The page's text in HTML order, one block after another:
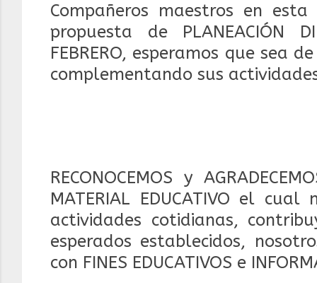
Compañeros maestros en
propuesta de PLANEACIÓN
FEBRERO, esperamos que sea
complementando sus
RECONOCEMOS y
MATERIAL EDUCATIVO el
actividades cotidianas,
esperados establecidos,
con FINES EDUCATIVOS e